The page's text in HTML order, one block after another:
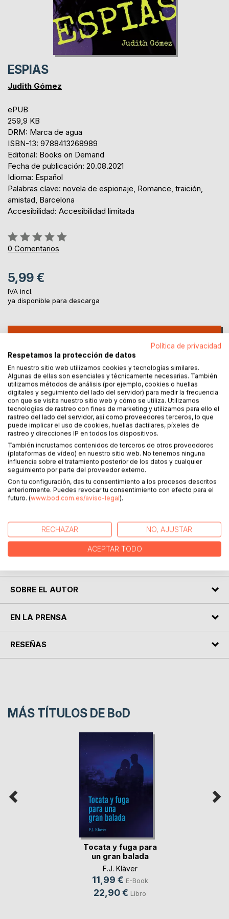
ESPIAS
Judith Gómez
ePUB
259,9 KB
DRM: Marca de agua
ISBN-13: 9788413268989
Editorial: Books on Demand
Fecha de publicación: 20.08.2021
Idioma: Español
Palabras clave: novela de espionaje, Romance, traición,
amistad, Barcelona
Accesibilidad: Accesibilidad limitada
Rating:
0%
0 Comentarios
5,99 €
IVA incl.
ya disponible para descarga
AL CARRITO
Añadir a lista de deseo
Haz una reseña
DESCRIPCIÓN
Emma, Iván y Max estos tres amigos de la infancia se ven
envueltos por casualidad, en una serie de casos al
este descubrimiento los tres amigos deben de asumir
viajes y enfrentamientos a la vez de seguir con su vida
normal. ¿Lograran sus objetivos?¿Se verán envueltos en
alguna trama amorosa?.
SOBRE EL AUTOR
EN LA PRENSA
RESEÑAS
MÁS TÍTULOS DE BoD
Tocata y fuga para
un gran balada
F.J. Klàver
11,99 € E-Book
22,90 € Libro
Política de privacidad
Respetamos la protección de datos
En nuestro sitio web utilizamos cookies y tecnologías similares.
Algunas de ellas son esenciales y técnicamente necesarias. También
utilizamos métodos de análisis (por ejemplo, cookies o huellas
digitales y seguimiento del lado del servidor) para medir la frecuencia
con que se visita nuestro sitio web y cómo se utiliza. Utilizamos
tecnologías de rastreo con fines de marketing y utilizamos para ello el
rastreo del lado del servidor, así como proveedores terceros, lo que
puede implicar el uso de cookies, huellas dactilares, píxeles de
rastreo y direcciones IP en todos los dispositivos.
También incrustamos contenidos de terceros de otros proveedores
(plataformas de vídeo) en nuestro sitio web. No tenemos ninguna
influencia sobre el tratamiento posterior de los datos y cualquier
seguimiento por parte del proveedor externo.
Con tu configuración, das tu consentimiento a los procesos descritos
anteriormente. Puedes revocar tu consentimiento con efecto para el
futuro. (www.bod.com.es/aviso-legal).
RECHAZAR NO, AJUSTAR
ACEPTAR TODO